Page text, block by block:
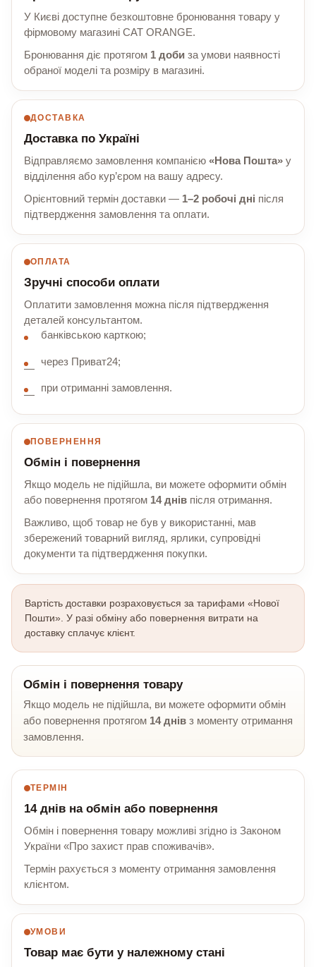
У Києві доступне безкоштовне бронювання товару у
фірмовому магазині CAT ORANGE.
Бронювання діє протягом 1 доби за умови наявності
обраної моделі та розміру в магазині.
ДОСТАВКА
Доставка по Україні
Відправляємо замовлення компанією «Нова Пошта» у
відділення або кур’єром на вашу адресу.
Орієнтовний термін доставки — 1–2 робочі дні після
підтвердження замовлення та оплати.
ОПЛАТА
Зручні способи оплати
Оплатити замовлення можна після підтвердження
деталей консультантом.
банківською карткою;
через Приват24;
при отриманні замовлення.
ПОВЕРНЕННЯ
Обмін і повернення
Якщо модель не підійшла, ви можете оформити обмін
або повернення протягом 14 днів після отримання.
Важливо, щоб товар не був у використанні, мав
збережений товарний вигляд, ярлики, супровідні
документи та підтвердження покупки.
Вартість доставки розраховується за тарифами «Нової
Пошти». У разі обміну або повернення витрати на
доставку сплачує клієнт.
Обмін і повернення товару
Якщо модель не підійшла, ви можете оформити обмін
або повернення протягом 14 днів з моменту отримання
замовлення.
ТЕРМІН
14 днів на обмін або повернення
Обмін і повернення товару можливі згідно із Законом
України «Про захист прав споживачів».
Термін рахується з моменту отримання замовлення
клієнтом.
УМОВИ
Товар має бути у належному стані